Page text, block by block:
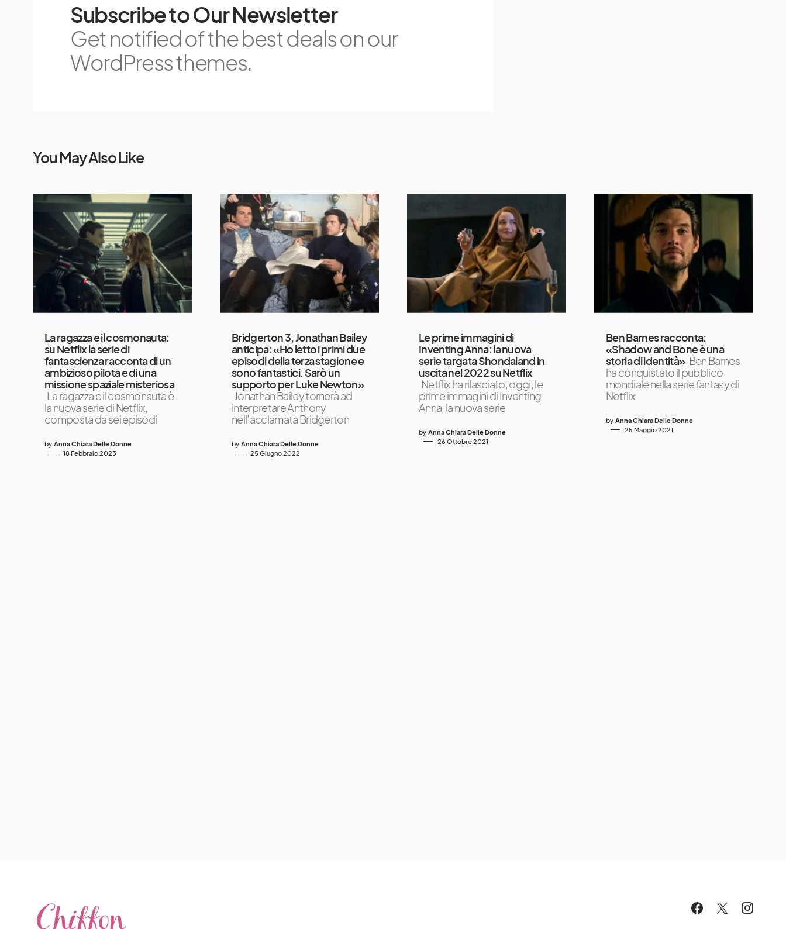
Subscribe to Our Newsletter
Get notified of the best deals on our
WordPress themes.
You May Also Like
La ragazza e il cosmonauta:
su Netflix la serie di
fantascienza racconta di un
ambizioso pilota e di una
missione spaziale misteriosa
La ragazza e il cosmonauta è
la nuova serie di Netflix,
composta da sei episodi
by Anna Chiara Delle Donne
18 Febbraio 2023
Bridgerton 3, Jonathan Bailey
anticipa: «Ho letto i primi due
episodi della terza stagione e
sono fantastici. Sarò un
supporto per Luke Newton»
Jonathan Bailey tornerà ad
interpretare Anthony
nell’acclamata Bridgerton
by Anna Chiara Delle Donne
25 Giugno 2022
Le prime immagini di
Inventing Anna: la nuova
serie targata Shondaland in
uscita nel 2022 su Netflix
Netflix ha rilasciato, oggi, le
prime immagini di Inventing
Anna, la nuova serie
by Anna Chiara Delle Donne
26 Ottobre 2021
Ben Barnes racconta:
«Shadow and Bone è una
storia di identità» Ben Barnes
ha conquistato il pubblico
mondiale nella serie fantasy di
Netflix
by Anna Chiara Delle Donne
25 Maggio 2021